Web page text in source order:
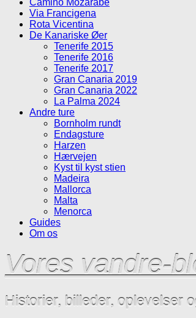
Camino Mozarabe
Via Francigena
Rota Vicentina
De Kanariske Øer
Tenerife 2015
Tenerife 2016
Tenerife 2017
Gran Canaria 2019
Gran Canaria 2022
La Palma 2024
Andre ture
Bornholm rundt
Endagsture
Harzen
Hærvejen
Kyst til kyst stien
Madeira
Mallorca
Malta
Menorca
Guides
Om os
Vores vandre-
Historier, billeder, oplevelser